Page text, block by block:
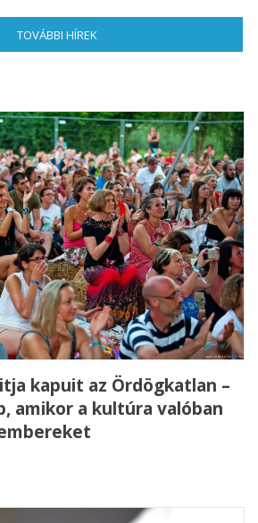
TOVÁBBI HÍREK
kapuit az Ördögkatlan –
amikor a kultúra valóban